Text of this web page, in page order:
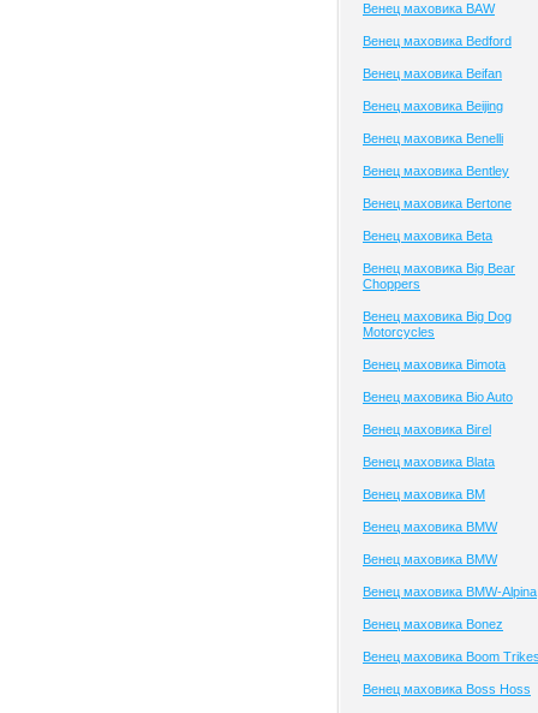
Венец маховика BAW
Венец маховика Bedford
Венец маховика Beifan
Венец маховика Beijing
Венец маховика Benelli
Венец маховика Bentley
Венец маховика Bertone
Венец маховика Beta
Венец маховика Big Bear
Choppers
Венец маховика Big Dog
Motorcycles
Венец маховика Bimota
Венец маховика Bio Auto
Венец маховика Birel
Венец маховика Blata
Венец маховика BM
Венец маховика BMW
Венец маховика BMW
Венец маховика BMW-Alpina
Венец маховика Bonez
Венец маховика Boom
Венец маховика Boss Hoss